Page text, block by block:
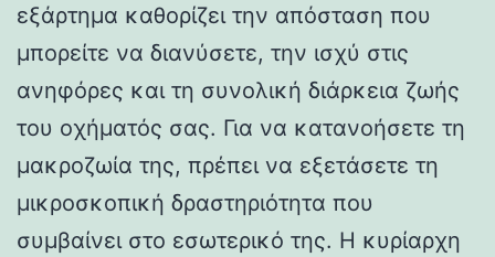
εξάρτημα καθορίζει την απόσταση που
μπορείτε να διανύσετε, την ισχύ στις
ανηφόρες και τη συνολική διάρκεια ζωής
του οχήματός σας. Για να κατανοήσετε τη
μακροζωία της, πρέπει να εξετάσετε τη
μικροσκοπική δραστηριότητα που
συμβαίνει στο εσωτερικό της. Η κυρίαρχη